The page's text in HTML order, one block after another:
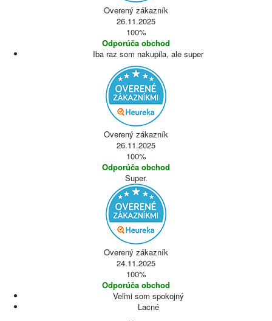
Overený zákazník
26.11.2025
100%
Odporúča obchod
Iba raz som nakupila, ale super
Overený zákazník
26.11.2025
100%
Odporúča obchod
Super.
Overený zákazník
24.11.2025
100%
Odporúča obchod
Veľmi som spokojný
Lacné